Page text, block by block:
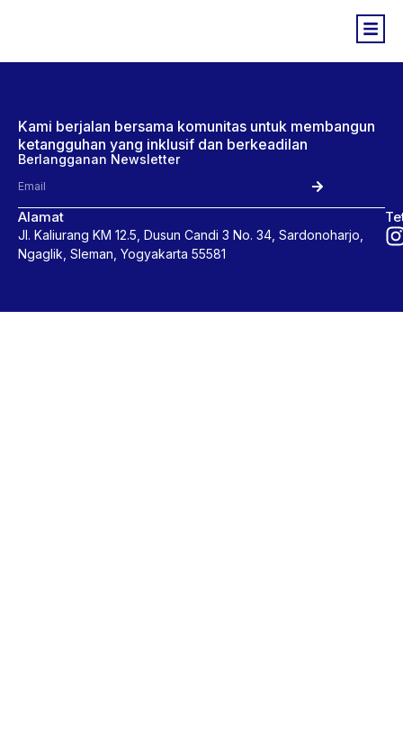
Kami berjalan bersama komunitas untuk membangun
ketangguhan yang inklusif dan berkeadilan
Berlangganan Newsletter
Alamat
Jl. Kaliurang KM 12.5, Dusun Candi 3 No. 34, Sardonoharjo,
Ngaglik, Sleman, Yogyakarta 55581